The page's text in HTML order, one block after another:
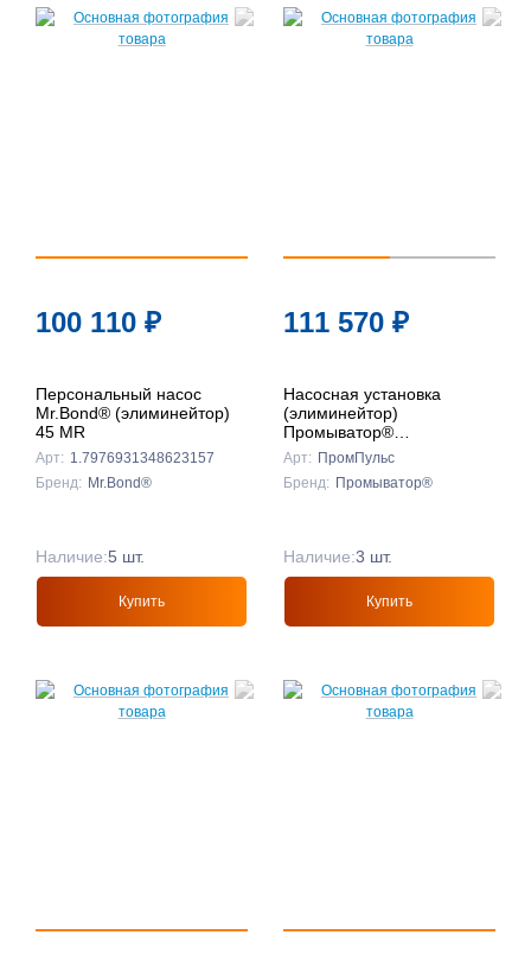
100 110 ₽
Персональный насос
Mr.Bond® (элиминейтор)
45 МR
Арт: 1.7976931348623157
Бренд: Mr.Bond®
Наличие:5 шт.
Купить
111 570 ₽
Насосная установка
(элиминейтор)
Промыватор®
ПУЛЬСАТОР
Арт: ПромПульс
Бренд: Промыватор®
Наличие:3 шт.
Купить